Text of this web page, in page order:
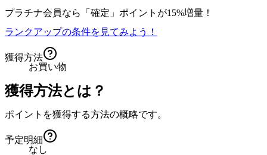
プラチナ会員なら
「確定」 ポイントが15%増量！
ランクアップの条件を見てみよう！
獲得方法
お買い物
獲得方法とは？
ポイントを獲得する方法の概略です。
予定明細
なし